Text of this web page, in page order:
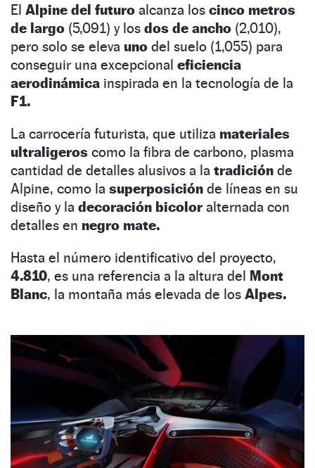
El Alpine del futuro alcanza los cinco metros
de largo (5,091) y los dos de ancho (2,010),
pero solo se eleva uno del suelo (1,055) para
conseguir una excepcional eficiencia
aerodinámica inspirada en la tecnología de la
F1.
La carrocería futurista, que utiliza materiales
ultraligeros como la fibra de carbono, plasma
cantidad de detalles alusivos a la tradición de
Alpine, como la superposición de líneas en su
diseño y la decoración bicoloralternada con
detalles en negro mate.
Hasta el número identificativo del proyecto,
4.810, es una referencia a la altura del Mont
Blanc, la montaña más elevada de los Alpes.